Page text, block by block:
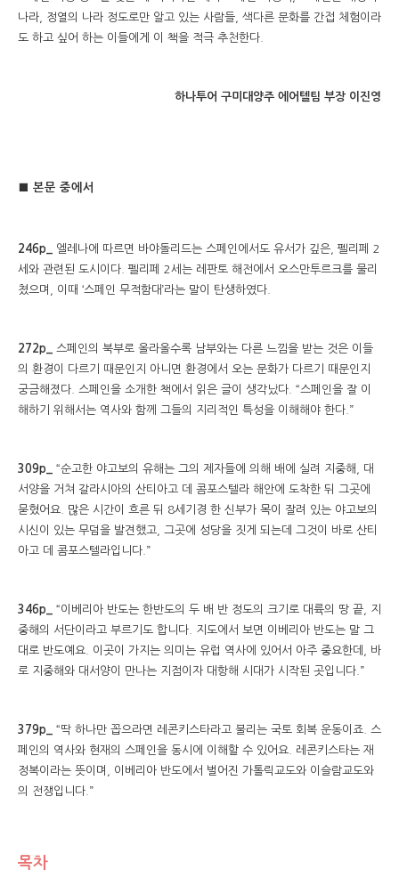
나라, 정열의 나라 정도로만 알고 있는 사람들, 색다른 문화를 간접 체험이라
도 하고 싶어 하는 이들에게 이 책을 적극 추천한다.
하나투어 구미대양주 에어텔팀 부장 이진영
■ 본문 중에서
246p_
엘레나에 따르면 바야돌리드는 스페인에서도 유서가 깊은, 펠리페 2
세와 관련된 도시이다. 펠리페 2세는 레판토 해전에서 오스만투르크를 물리
쳤으며, 이때 ‘스페인 무적함대’라는 말이 탄생하였다.
272p_
스페인의 북부로 올라올수록 남부와는 다른 느낌을 받는 것은 이들
의 환경이 다르기 때문인지 아니면 환경에서 오는 문화가 다르기 때문인지
궁금해졌다. 스페인을 소개한 책에서 읽은 글이 생각났다. “스페인을 잘 이
해하기 위해서는 역사와 함께 그들의 지리적인 특성을 이해해야 한다.”
309p_
“순고한 야고보의 유해는 그의 제자들에 의해 배에 실려 지중해, 대
서양을 거쳐 갈라시아의 산티아고 데 콤포스텔라 해안에 도착한 뒤 그곳에
묻혔어요. 많은 시간이 흐른 뒤 8세기경 한 신부가 목이 잘려 있는 야고보의
시신이 있는 무덤을 발견했고, 그곳에 성당을 짓게 되는데 그것이 바로 산티
아고 데 콤포스텔라입니다.”
346p_
“이베리아 반도는 한반도의 두 배 반 정도의 크기로 대륙의 땅 끝, 지
중해의 서단이라고 부르기도 합니다. 지도에서 보면 이베리아 반도는 말 그
대로 반도예요. 이곳이 가지는 의미는 유럽 역사에 있어서 아주 중요한데, 바
로 지중해와 대서양이 만나는 지점이자 대항해 시대가 시작된 곳입니다.”
379p_
“딱 하나만 꼽으라면 레콘키스타라고 불리는 국토 회복 운동이죠. 스
페인의 역사와 현재의 스페인을 동시에 이해할 수 있어요. 레콘키스타는 재
정복이라는 뜻이며, 이베리아 반도에서 벌어진 가톨릭교도와 이슬람교도와
의 전쟁입니다.”
목차